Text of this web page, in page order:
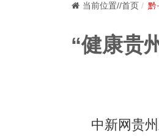
当前位置//首页 黔
“健康贵
中新网贵州